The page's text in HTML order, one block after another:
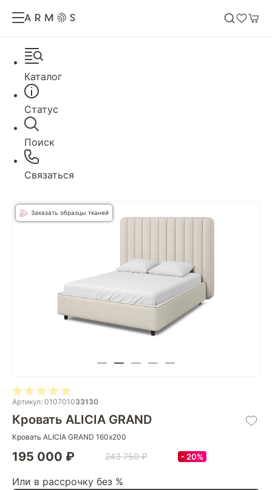
Каталог
Статус
Поиск
Связаться
Заказать образцы тканей
Артикул: 010701033130
Кровать ALICIA GRAND
Кровать ALICIA GRAND 160х200
195 000 ₽ 243 750 ₽ 20%
Или в рассрочку без %